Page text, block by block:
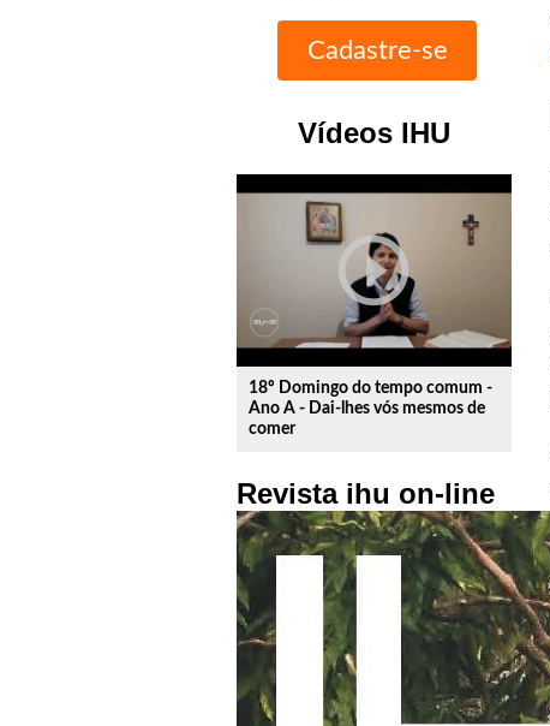
Vídeos IHU
play_circle_outline
18º Domingo do tempo comum -
Ano A - Dai-lhes vós mesmos de
comer
Revista ihu on-line